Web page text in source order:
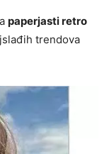
paperjasti retro
trendova